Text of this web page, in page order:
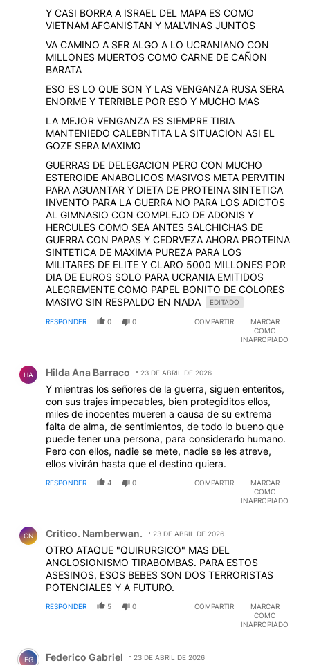
Y CASI BORRA A ISRAEL DEL MAPA ES COMO
VIETNAM AFGANISTAN Y MALVINAS JUNTOS
VA CAMINO A SER ALGO A LO UCRANIANO CON
MILLONES MUERTOS COMO CARNE DE CAÑON
BARATA
ESO ES LO QUE SON Y LAS VENGANZA RUSA SERA
ENORME Y TERRIBLE POR ESO Y MUCHO MAS
LA MEJOR VENGANZA ES SIEMPRE TIBIA
MANTENIEDO CALEBNTITA LA SITUACION ASI EL
GOZE SERA MAXIMO
GUERRAS DE DELEGACION PERO CON MUCHO
ESTEROIDE ANABOLICOS MASIVOS META PERVITIN
PARA AGUANTAR Y DIETA DE PROTEINA SINTETICA
INVENTO PARA LA GUERRA NO PARA LOS ADICTOS
AL GIMNASIO CON COMPLEJO DE ADONIS Y
HERCULES COMO SEA ANTES SALCHICHAS DE
GUERRA CON PAPAS Y CEDRVEZA AHORA PROTEINA
SINTETICA DE MAXIMA PUREZA PARA LOS
MILITARES DE ELITE Y CLARO 5000 MILLONES POR
DIA DE EUROS SOLO PARA UCRANIA EMITIDOS
ALEGREMENTE COMO PAPEL BONITO DE COLORES
MASIVO SIN RESPALDO EN NADA
EDITADO
RESPONDER 0 0 COMPARTIR
MARCAR
COMO
INAPROPIADO
HA Hilda Ana Barraco 23 DE ABRIL DE 2026
Y mientras los señores de la guerra, siguen enteritos,
con sus trajes impecables, bien protegiditos ellos,
miles de inocentes mueren a causa de su extrema
falta de alma, de sentimientos, de todo lo bueno que
puede tener una persona, para considerarlo humano.
Pero con ellos, nadie se mete, nadie se les atreve,
ellos vivirán hasta que el destino quiera.
RESPONDER 4 0 COMPARTIR
MARCAR
COMO
INAPROPIADO
CN Critico. Namberwan. 23 DE ABRIL DE 2026
OTRO ATAQUE "QUIRURGICO" MAS DEL
ANGLOSIONISMO TIRABOMBAS. PARA ESTOS
ASESINOS, ESOS BEBES SON DOS TERRORISTAS
POTENCIALES Y A FUTURO.
RESPONDER 5 0 COMPARTIR
MARCAR
COMO
INAPROPIADO
Comentario de Federico Gabriel.
FG Federico Gabriel 23 DE ABRIL DE 2026